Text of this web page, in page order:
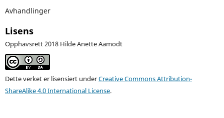
Avhandlinger
Lisens
Opphavsrett 2018 Hilde Anette Aamodt
Dette verket er lisensiert underCreative Commons Attribution-
ShareAlike 4.0 International License.